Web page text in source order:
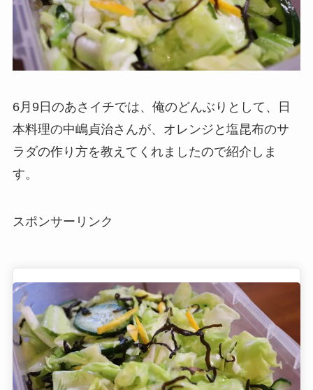
6月9日のあさイチでは、俺のどんぶりとして、日
本料理の中嶋貞治さんが、オレンジと塩昆布のサ
ラダの作り方を教えてくれましたので紹介しま
す。
スポンサーリンク